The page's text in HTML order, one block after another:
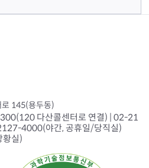
145(용두동)
다산콜센터로 연결) | 02-21
4000(야간, 공휴일/당직실)
실)